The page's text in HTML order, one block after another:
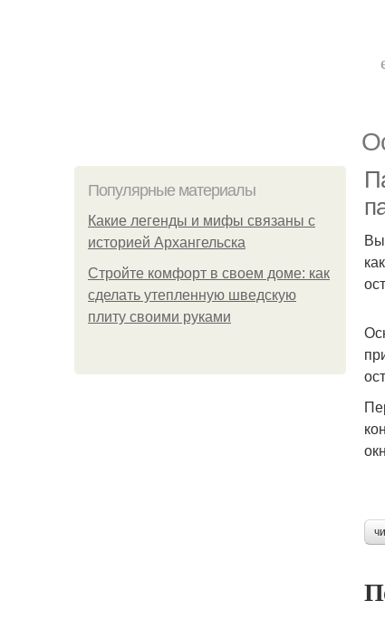
Популярные материалы
Какие легенды и мифы связаны с
историей Архангельска
Стройте комфорт в своем доме: как
сделать утепленную шведскую
плиту своими руками